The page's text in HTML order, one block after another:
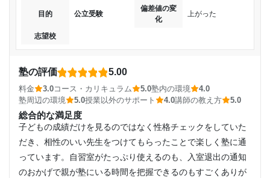
まだ高校受験が終わっていないので未達成です。偏差値
志望校と合格状況
第一志望校：
第二志望校：
第三志望校：
個別教室のトライ 八王子駅前校の口コミをもっと見る
1日あたりの授業時間
1時間～2時間未満
月額料金
10,001円〜20,000円
子供が第一志望校に合格した事もあるが、なんといっても子
供自身学習塾、継続して通う環境を提供してくれた。
講師の教え方
た、講師や教室の雰囲気も良く、子供が続ける事が出来たか
塾内の環境
それ程立派な、設備とは言えないが、勉強に集中できる環境
ば提供されていたと思う。 駅からも近く、通いやすかった。
塾周辺の環境
住んでいる地区の、主要地区であり、周辺には他の予備校や
学習塾も多く集まっている地域。
目的 公立受験
偏差値の変
化
上がった
志望校
塾の評価 5.00
料金 3.0コース・カリキュラム 5.0塾内の環境
4.0
塾周辺の環境
5.0授業以外のサポート 4.0講師の教え方 5.0
総合的な満足度
子どもの成績だけを見るのではなく性格チェックをしていた
だき、相性のいい先生をつけてもらったことで楽しく塾に通
っています。自習室がたっぷり使えるのも、入室退出の通知
のおかげで親が塾にいる時間を把握できるのもすごくありが